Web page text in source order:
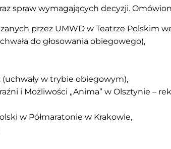
spraw wymagających decyzji.
przez UMWD w Teatrze Polskim
do głosowania obiegowego),
w trybie obiegowym),
i Możliwości „Anima” w Olsztynie –
w Półmaratonie w Krakowie,